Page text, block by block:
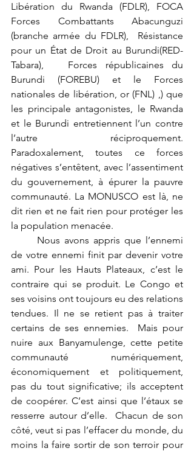
Libération du Rwanda (FDLR), FOCA
Forces Combattants Abacunguzi
(branche armée du FDLR),  Résistance
pour un État de Droit au Burundi(RED-
Tabara),   Forces républicaines du
Burundi (FOREBU) et le Forces
nationales de libération, or (FNL) ,) que
les principale antagonistes, le Rwanda
et le Burundi entretiennent l’un contre
l’autre réciproquement.
Paradoxalement, toutes ce forces
négatives s’entêtent, avec l’assentiment
du gouvernement, à épurer la pauvre
communauté. La MONUSCO est là, ne
dit rien et ne fait rien pour protéger les
la population menacée.
de votre ennemi finit par devenir votre
ami. Pour les Hauts Plateaux, c’est le
contraire qui se produit. Le Congo et
ses voisins ont toujours eu des relations
tendues. Il ne se retient pas à traiter
certains de ses ennemies.  Mais pour
nuire aux Banyamulenge, cette petite
communauté numériquement,
économiquement et politiquement,
pas du tout significative; ils acceptent
de coopérer. C’est ainsi que l’étaux se
resserre autour d’elle.  Chacun de son
côté, veut si pas l’effacer du monde, du
moins la faire sortir de son terroir pour